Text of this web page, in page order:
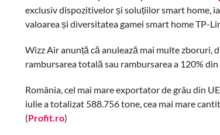
exclusiv dispozitivelor și soluțiilor smart home,
valoarea și diversitatea gamei smart home TP-
Wizz Air anunță că anulează mai multe zboruri,
rambursarea totală sau rambursarea a 120%
România, cel mai mare exportator de grâu din
iulie a totalizat 588.756 tone, cea mai mare
(Profit.ro)